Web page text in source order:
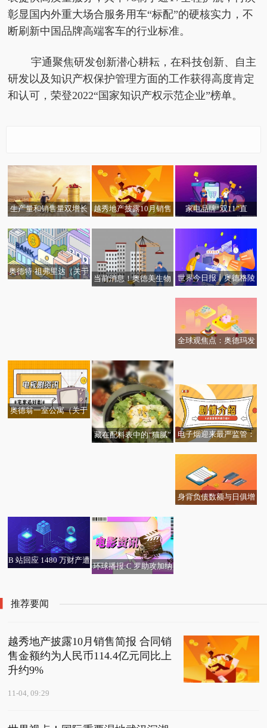
彰显国内外重大场合服务用车“标配”的硬核实力，不
断刷新中国品牌高端客车的行业标准。
宇通聚焦研发创新潜心耕耘，在科技创新、自主
研发以及知识产权保护管理方面的工作获得高度肯定
和认可，荣登2022“国家知识产权示范企业”榜单。
生产量和销售量双增长
红”
越秀地产披露10月销售
人民币114.4亿元同比上
升约9%
家电品牌“双11”直
去直播间吗?
奥德特·祖弗里达（关于
当前消息！奥德美生物
世界今日报丨奥德格陵
介）
全球观焦点：奥德玛发
奥德翁一室公寓（关于
藏在配料表中的“猫腻”
业
电子烟迎来最严监管：
身背负债数额与日俱增
B 站回应 1480 万财产遭
环球播报:C 罗助攻加纳
推荐要闻
越秀地产披露10月销售简报 合同销
售金额约为人民币114.4亿元同比上
升约9%
11-04, 09:29